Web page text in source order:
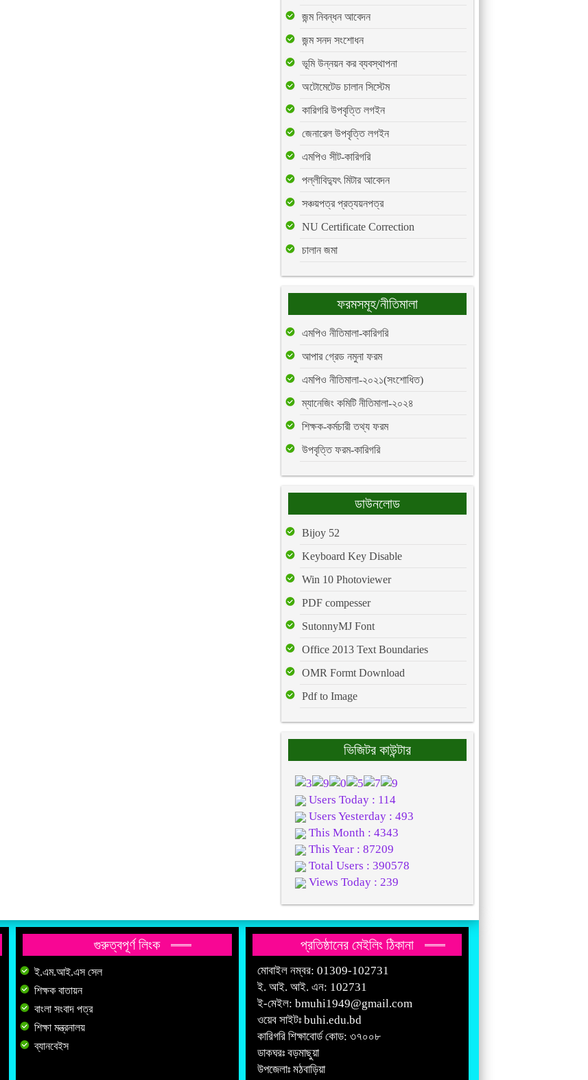
জন্ম নিবন্ধন আবেদন
জন্ম সনদ সংশোধন
ভূমি উন্নয়ন কর ব্যবস্থাপনা
অটোমেটেড চালান সিস্টেম
কারিগরি উপবৃত্তি লগইন
জেনারেল উপবৃত্তি লগইন
এমপিও সীট-কারিগরি
পল্লীবিদ্যুৎ মিটার আবেদন
সঞ্চয়পত্র প্রত্যয়নপত্র
NU Certificate Correction
চালান জমা
ফরমসমূহ/নীতিমালা
এমপিও নীতিমালা-কারিগরি
আপার গ্রেড নমুনা ফরম
এমপিও নীতিমালা-২০২১(সংশোধিত)
ম্যানেজিং কমিটি নীতিমালা-২০২৪
শিক্ষক-কর্মচারী তথ্য ফরম
উপবৃত্তি ফরম-কারিগরি
ডাউনলোড
Bijoy 52
Keyboard Key Disable
Win 10 Photoviewer
PDF compesser
SutonnyMJ Font
Office 2013 Text Boundaries
OMR Formt Download
Pdf to Image
ভিজিটর কাউন্টার
Users Today : 114
Users Yesterday : 493
This Month : 4343
This Year : 87209
Total Users : 390578
Views Today : 239
গুরুত্বপূর্ণ লিংক
ই.এম.আই.এস সেল
শিক্ষক বাতায়ন
বাংলা সংবাদ পত্র
শিক্ষা মন্ত্রনালয়
ব্যানবেইস
প্রতিষ্ঠানের মেইলিং ঠিকানা
মোবাইল নম্বর: 01309-102731
ই. আই. আই. এন: 102731
ই-মেইল: bmuhi1949@gmail.com
ওয়েব সাইটঃ buhi.edu.bd
কারিগরি শিক্ষাবোর্ড কোড: ৩৭০০৮
ডাকঘরঃ বড়মাছুয়া
উপজেলাঃ মঠবাড়িয়া